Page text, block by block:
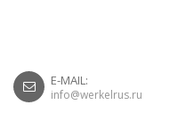
E-MAIL:
info@werkelrus.ru